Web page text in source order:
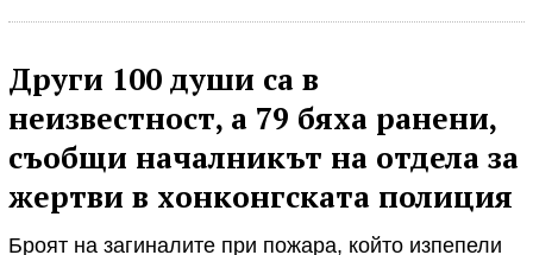
Други 100 души са в
неизвестност, а 79 бяха ранени,
съобщи началникът на отдела за
жертви в хонконгската полиция
Броят на загиналите при пожара, който изпепели